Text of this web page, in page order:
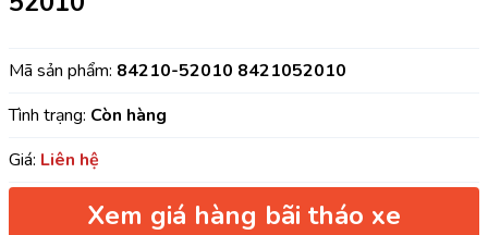
Mã sản phẩm: 84210-52010 8421052010
Tình trạng: Còn hàng
Giá: Liên hệ
Xem giá hàng bãi tháo xe